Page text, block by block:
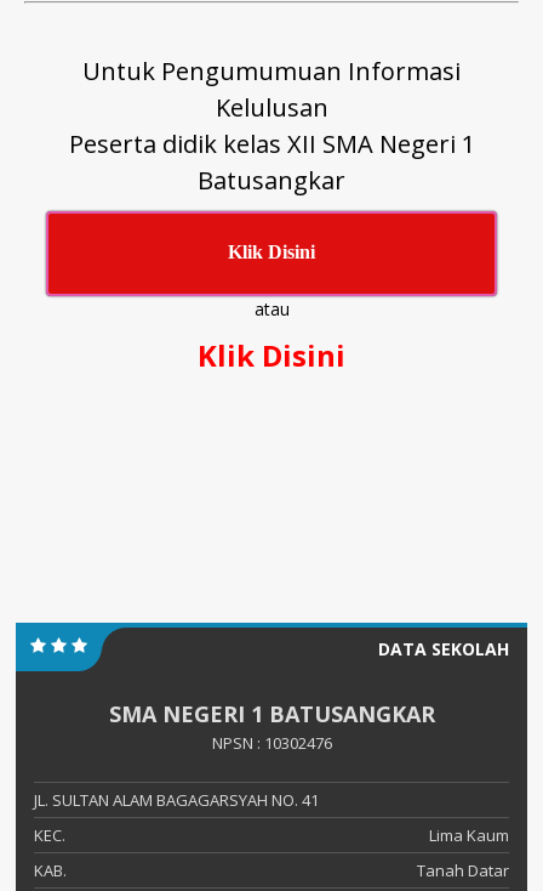
Untuk Pengumumuan Informasi
Kelulusan
Peserta didik kelas XII SMA Negeri 1
Batusangkar
Klik Disini
atau
Klik Disini
DATA SEKOLAH
SMA NEGERI 1 BATUSANGKAR
NPSN : 10302476
JL. SULTAN ALAM BAGAGARSYAH NO. 41
KEC.
Lima Kaum
KAB.
Tanah Datar